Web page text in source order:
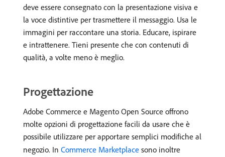
deve essere consegnato con la presentazione visiva e
la voce distintive per trasmettere il messaggio. Usa le
immagini per raccontare una storia. Educare, ispirare
e intrattenere. Tieni presente che con contenuti di
qualità, a volte meno è meglio.
Progettazione
Adobe Commerce e Magento Open Source offrono
molte opzioni di progettazione facili da usare che è
possibile utilizzare per apportare semplici modifiche al
negozio. In Commerce Marketplace sono inoltre